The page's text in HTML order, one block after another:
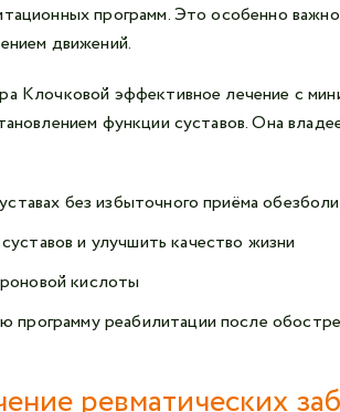
программ. Это особенно
движений.
Клочковой эффективное лечение с
функции суставов. Она
без избыточного приёма
и улучшить качество жизни
кислоты
программу реабилитации после
ревматических